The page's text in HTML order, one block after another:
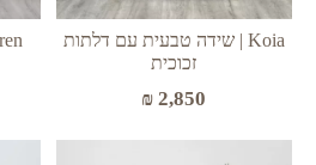
Koia | שידה טבעית עם דלתות
זכוכית
₪ 2,850